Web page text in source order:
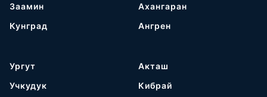
Заамин
Кунград
Ахангаран
Ангрен
Ургут
Учкудук
Акташ
Кибрай